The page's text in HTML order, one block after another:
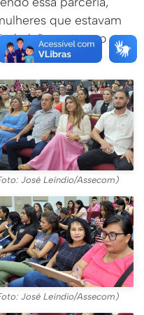
que estavam
pontuou o
José Leíndio/Assecom)
José Leíndio/Assecom)